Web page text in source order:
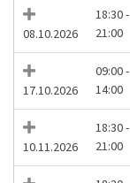
08.10.2026
18:30 -
21:00
17.10.2026
09:00 -
14:00
10.11.2026
18:30 -
21:00